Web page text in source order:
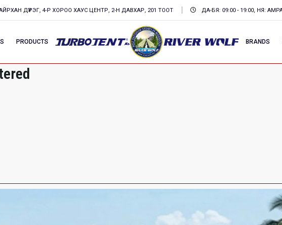
ДҮҮРЭГ, 4-Р ХОРОО ХАУС ЦЕНТР, 2-Н ДАВХАР, 201 ТООТ ДА-БЯ: 09:00 - 19:00, НЯ:
PRODUCTS BRANDS